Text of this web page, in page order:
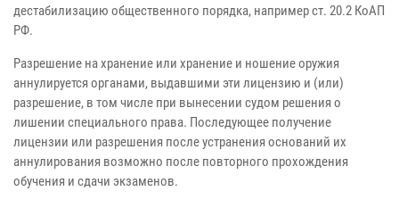
дестабилизацию общественного порядка, например ст. 20.2 КоАП
РФ.
Разрешение на хранение или хранение и ношение оружия
аннулируется органами, выдавшими эти лицензию и (или)
разрешение, в том числе при вынесении судом решения о
лишении специального права. Последующее получение
лицензии или разрешения после устранения оснований их
аннулирования возможно после повторного прохождения
обучения и сдачи экзаменов.